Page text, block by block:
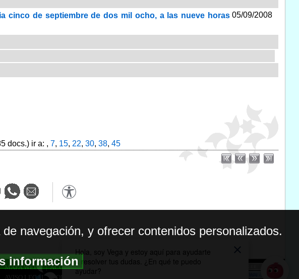
cinco de septiembre de dos mil ocho, a las nueve horas 05/09/2008
docs.) ir a: , 7, 15, 22, 30, 38, 45
MAPA WEB|ACCESIBILIDAD
AVISO LEGAL| POLITICA DE PRIVACIDAD
navegación, y ofrecer contenidos personalizados.
información